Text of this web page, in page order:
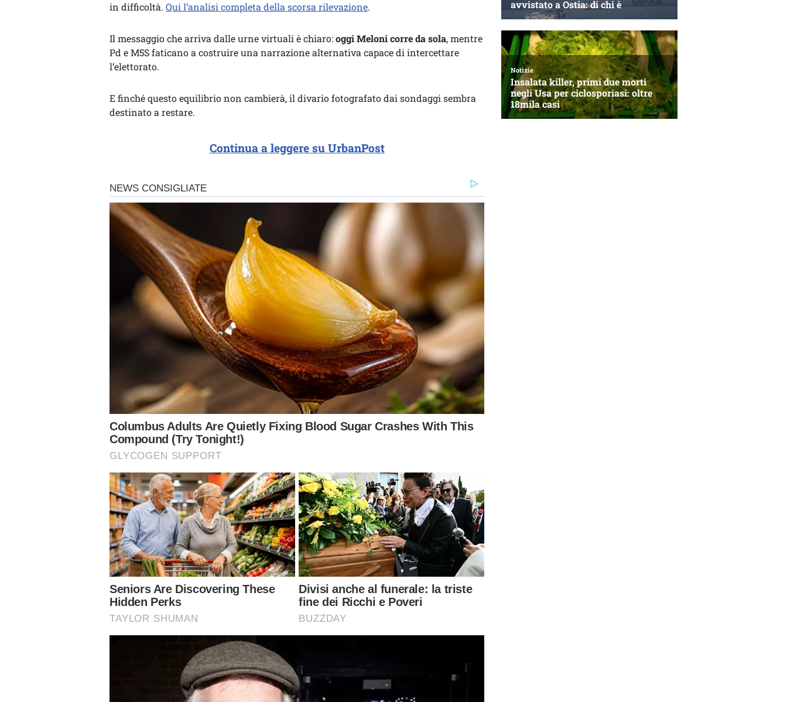
in difficoltà. Qui l’analisi completa della scorsa rilevazione.
Il messaggio che arriva dalle urne virtuali è chiaro:oggi Meloni corre da sola, mentre
Pd e M5S faticano a costruire una narrazione alternativa capace di intercettare
l’elettorato.
E finché questo equilibrio non cambierà, il divario fotografato dai sondaggi sembra
destinato a restare.
Continua a leggere su UrbanPost